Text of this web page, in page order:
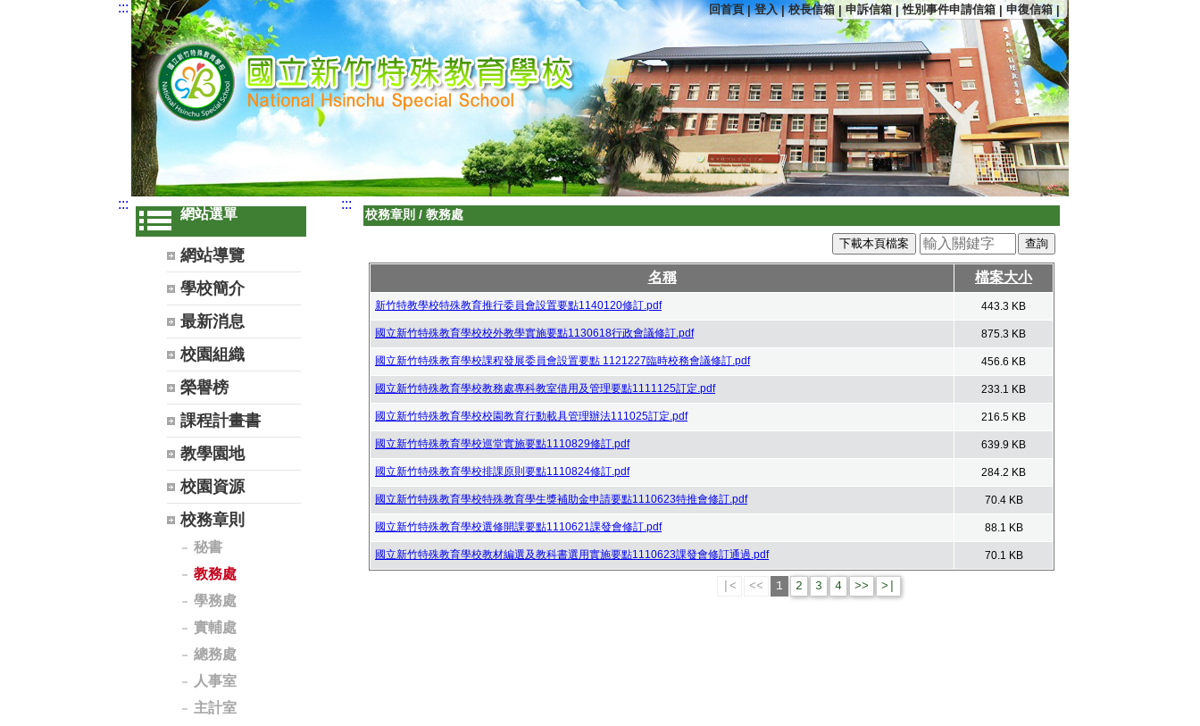
::: 回首頁|登入|校長信箱 | 申訴信箱 |性別事件申請信箱| 申復信箱|
:::
網站選單
網站導覽
學校簡介
最新消息
校園組織
榮譽榜
課程計畫書
教學園地
校園資源
校務章則
秘書
教務處
學務處
實輔處
總務處
人事室
主計室
:::
校務章則 / 教務處
下載本頁檔案
名稱 檔案大小
新竹特教學校特殊教育推行委員會設置要點1140120修訂.pdf 443.3 KB
國立新竹特殊教育學校校外教學實施要點1130618行政會議修訂.pdf 875.3 KB
國立新竹特殊教育學校課程發展委員會設置要點 1121227臨時校務會議修訂.pdf 456.6 KB
國立新竹特殊教育學校教務處專科教室借用及管理要點1111125訂定.pdf 233.1 KB
國立新竹特殊教育學校校園教育行動載具管理辦法111025訂定.pdf 216.5 KB
國立新竹特殊教育學校巡堂實施要點1110829修訂.pdf 639.9 KB
國立新竹特殊教育學校排課原則要點1110824修訂.pdf 284.2 KB
國立新竹特殊教育學校特殊教育學生獎補助金申請要點1110623特推會修訂.pdf 70.4 KB
國立新竹特殊教育學校選修開課要點1110621課發會修訂.pdf 88.1 KB
國立新竹特殊教育學校教材編選及教科書選用實施要點1110623課發會修訂通過.pdf 70.1 KB
|< << 1 2 3 4 >> >|